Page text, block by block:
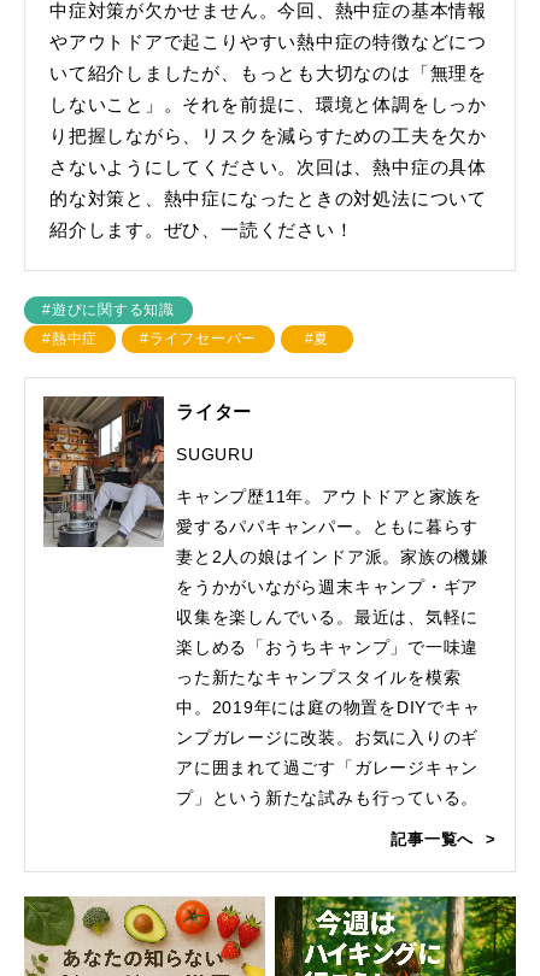
中症対策が欠かせません。今回、熱中症の基本情報
やアウトドアで起こりやすい熱中症の特徴などにつ
いて紹介しましたが、もっとも大切なのは「無理を
しないこと」。それを前提に、環境と体調をしっか
り把握しながら、リスクを減らすための工夫を欠か
さないようにしてください。次回は、熱中症の具体
的な対策と、熱中症になったときの対処法について
紹介します。ぜひ、一読ください！
#遊びに関する知識
#熱中症
#ライフセーバー #夏
ライター
SUGURU
キャンプ歴11年。アウトドアと家族を
愛するパパキャンパー。ともに暮らす
妻と2人の娘はインドア派。家族の機嫌
をうかがいながら週末キャンプ・ギア
収集を楽しんでいる。最近は、気軽に
楽しめる「おうちキャンプ」で一味違
った新たなキャンプスタイルを模索
中。2019年には庭の物置をDIYでキャ
ンプガレージに改装。お気に入りのギ
アに囲まれて過ごす「ガレージキャン
プ」という新たな試みも行っている。
記事一覧へ